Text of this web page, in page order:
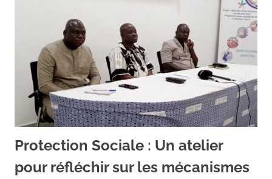
Protection Sociale : Un atelier
pour réfléchir sur les mécanismes